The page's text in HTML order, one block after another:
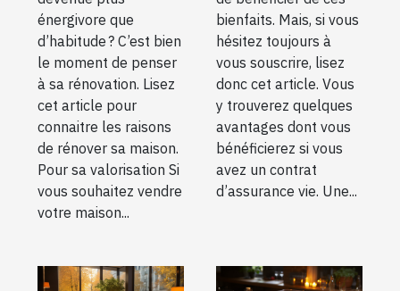
énergivore que
d’habitude ? C’est bien
le moment de penser
à sa rénovation. Lisez
cet article pour
connaitre les raisons
de rénover sa maison.
Pour sa valorisation Si
vous souhaitez vendre
votre maison...
bienfaits. Mais, si vous
hésitez toujours à
vous souscrire, lisez
donc cet article. Vous
y trouverez quelques
avantages dont vous
bénéficierez si vous
avez un contrat
d’assurance vie. Une...